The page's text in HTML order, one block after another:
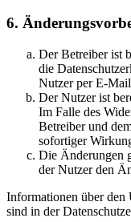
6.
Der Betreiber ist
die
Nutzer per E-
Der Nutzer ist
Im Falle des
Betreiber und
sofortiger
Die Änderungen
der Nutzer den
Informationen über den
sind in der